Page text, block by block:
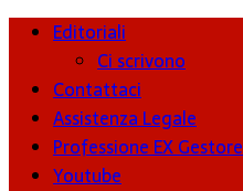
Editoriali
Ci scrivono
Contattaci
Assistenza Legale
Professione EX Gestore
Youtube